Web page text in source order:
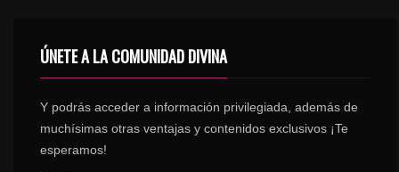
ÚNETE A LA COMUNIDAD DIVINA
Y podrás acceder a información privilegiada, además de
muchísimas otras ventajas y contenidos exclusivos ¡Te
esperamos!